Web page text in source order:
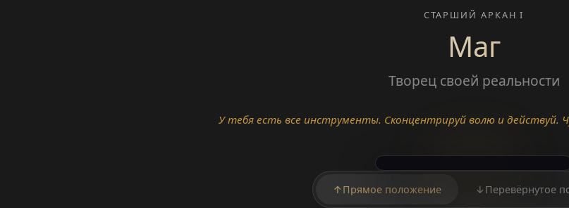
СТАРШИЙ АРКАН I
Маг
Творец своей реальности
У тебя есть все инструменты. Сконцентрируй волю и действуй.
↑ Прямое положение ↓ Перевёрнутое